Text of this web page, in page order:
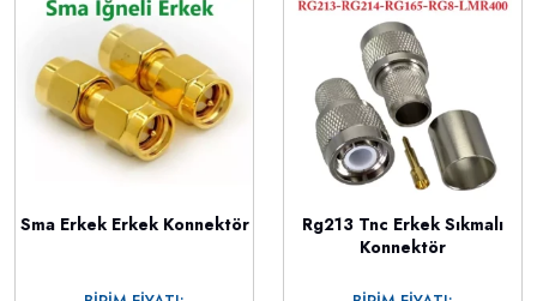
Sma Erkek Erkek Konnektör
Rg213 Tnc Erkek Sıkmalı
Konnektör